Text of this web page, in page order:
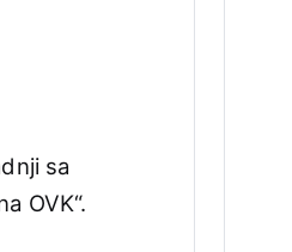
sa
OVK“.